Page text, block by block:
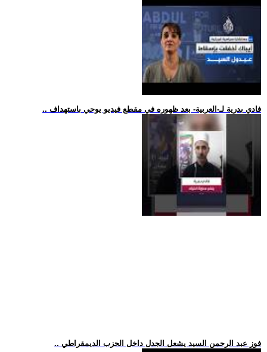
.. فادي بدرية لـ-العربية- بعد ظهوره في مقطع فيديو يوحي باستهداف
.. فوز عبد الرحمن السيد يشعل الجدل داخل الحزب الديمقراطي